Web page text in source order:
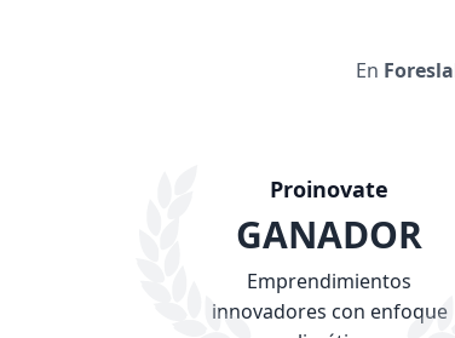
En
Proinovate
GANADOR
Emprendimientos
innovadores con enfoque